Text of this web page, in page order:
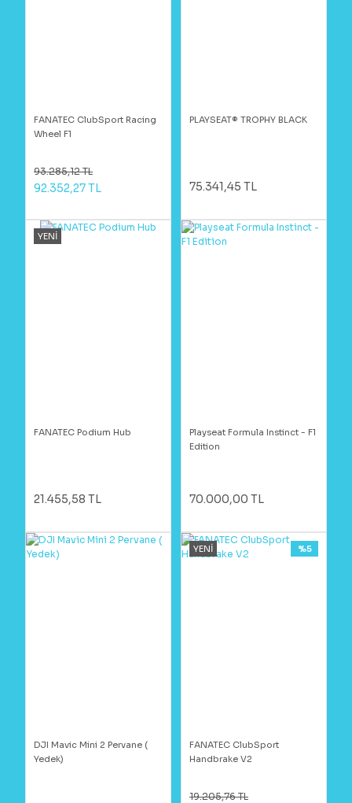
FANATEC ClubSport Racing
Wheel F1
93.285,12 TL
92.352,27 TL
PLAYSEAT® TROPHY BLACK
75.341,45 TL
YENİ
FANATEC Podium Hub
21.455,58 TL
Playseat Formula Instinct - F1
Edition
70.000,00 TL
DJI Mavic Mini 2 Pervane (
Yedek)
YENİ
FANATEC ClubSport
Handbrake V2
%5
19.205,76 TL